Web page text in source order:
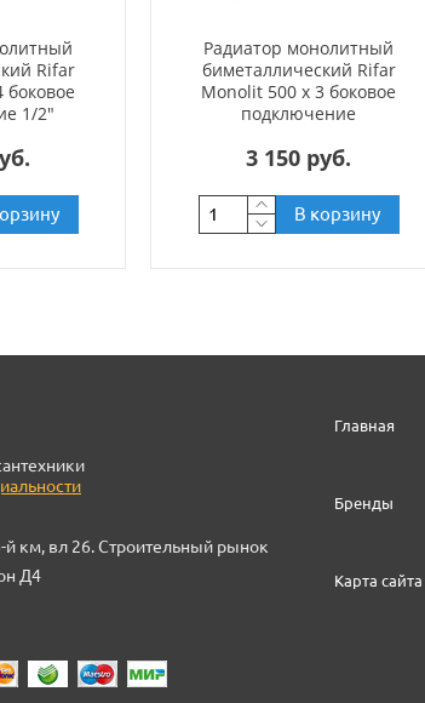
Rifar
боковое
1/2"
Радиатор монолитный
биметаллический Rifar
Monolit 500 x 3 боковое
подключение
3 150 руб.
В корзину
км, вл 26. Строительный рынок
Д4
Главная
Бренды
Карта сайта